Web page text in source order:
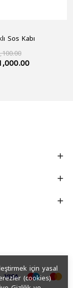
için yasal
(cookies)
Sos Kabı